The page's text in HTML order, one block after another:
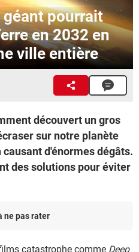
pourrait
en 2032 en
ville entière
découvert un gros
sur notre planète
d'énormes dégâts.
des solutions pour éviter
ne pas rater
catastrophe comme Deep